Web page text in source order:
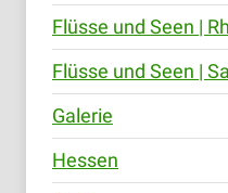
Flüsse und Seen |
Flüsse und Seen |
Galerie
Hessen